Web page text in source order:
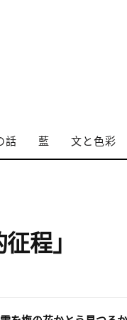
話 藍 文と色彩
程」